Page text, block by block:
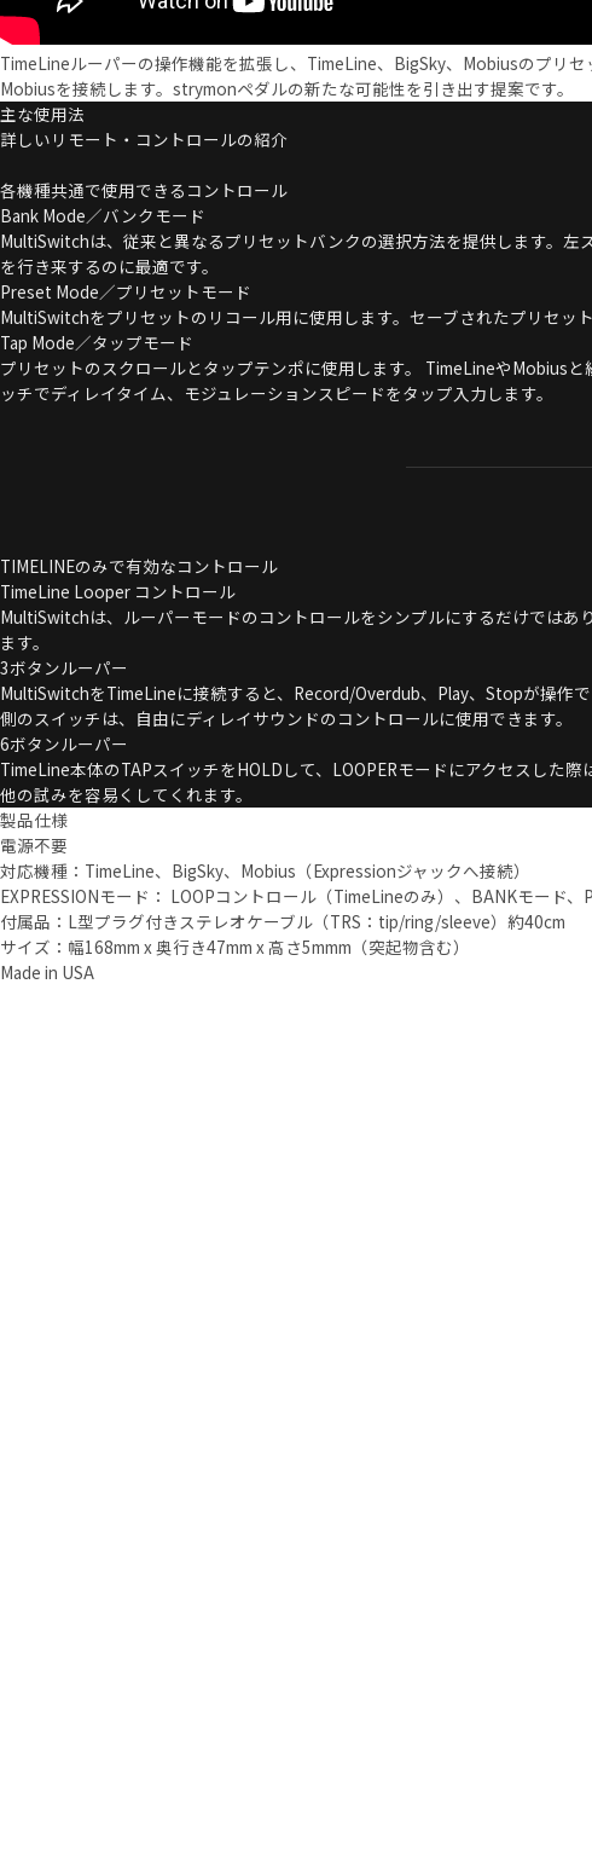
TimeLineルーパーの操作機能を拡張し、TimeLine、BigSky、Mobiusのプリ
Mobiusを接続します。strymonペダルの新たな可能性を引き出す提案です。
主な使用法
詳しいリモート・コントロールの紹介
各機種共通で使用できるコントロール
Bank Mode／バンクモード
MultiSwitchは、従来と異なるプリセットバンクの選択方法を提供します。
を行き来するのに最適です。
Preset Mode／プリセットモード
MultiSwitchをプリセットのリコール用に使用します。セーブされたプリセッ
Tap Mode／タップモード
プリセットのスクロールとタップテンポに使用します。 TimeLineやMobius
ッチでディレイタイム、モジュレーションスピードをタップ入力します。
TIMELINEのみで有効なコントロール
TimeLine Looper コントロール
MultiSwitchは、ルーパーモードのコントロールをシンプルにするだけでは
ます。
3ボタンルーパー
MultiSwitchをTimeLineに接続すると、Record/Overdub、Play、Stopが操作
側のスイッチは、自由にディレイサウンドのコントロールに使用できます。
6ボタンルーパー
TimeLine本体のTAPスイッチをHOLDして、LOOPERモードにアクセスした
他の試みを容易くしてくれます。
製品仕様
電源不要
対応機種：TimeLine、BigSky、Mobius（Expressionジャックへ接続）
EXPRESSIONモード： LOOPコントロール（TimeLineのみ）、BANKモード、
付属品：L型プラグ付きステレオケーブル（TRS：tip/ring/sleeve）約40cm
サイズ：幅168mm x 奥行き47mm x 高さ5mmm（突起物含む）
Made in USA